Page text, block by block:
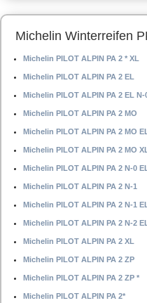
Michelin Winterreifen
Michelin PILOT ALPIN PA 2 * XL
Michelin PILOT ALPIN PA 2 EL
Michelin PILOT ALPIN PA 2 EL N-
Michelin PILOT ALPIN PA 2 MO
Michelin PILOT ALPIN PA 2 MO
Michelin PILOT ALPIN PA 2 MO
Michelin PILOT ALPIN PA 2 N-0
Michelin PILOT ALPIN PA 2 N-1
Michelin PILOT ALPIN PA 2 N-1
Michelin PILOT ALPIN PA 2 N-2
Michelin PILOT ALPIN PA 2 XL
Michelin PILOT ALPIN PA 2 ZP
Michelin PILOT ALPIN PA 2 ZP *
Michelin PILOT ALPIN PA 2*